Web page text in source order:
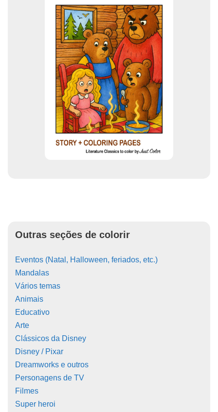
Outras seções de colorir
Eventos (Natal, Halloween, feriados, etc.)
Mandalas
Vários temas
Animais
Educativo
Arte
Clássicos da Disney
Disney / Pixar
Dreamworks e outros
Personagens de TV
Filmes
Super heroi